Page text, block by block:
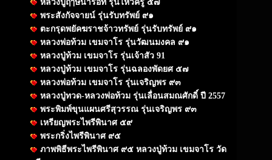
หลวงปู่ฤๅษีนารอท รุ่นไหว้ครู ๕๗
พระสังกัจจายน์ รุ่นรับทรัพย์ ๙๑
ตะกรุดพยัคฆราชจ้าวทรัพย์ รุ่นรับทรัพย์ ๙๑
หลวงพ่อท้วม เขมจาโร รุ่นวัฒนมงคล ๙๑
หลวงปู่ท้วม เขมจาโร รุ่นเจ้าสัว 91
หลวงปู่ท้วม เขมจาโร รุ่นฉลองพัดยศ ๕๗
หลวงพ่อท้วม เขมจาโร รุ่นเจริญพร ๙๓
หลวงปู่ทวด-หลวงพ่อท้วม รุ่นเลื่อนสมณศักดิ์ ปี 2557
พระพิมพ์ขุนแผนศรีสุวรรณ รุ่นเจริญพร ๙๓
เหรียญพระไพรีพินาศ ๕๙
พระกริ่งไพรีพินาศ ๙๕
ภาพพิธีพระไพรีพินาศ ๙๕ หลวงปู่ท้วม เขมจาโร วัด